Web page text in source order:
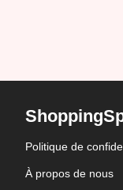
Politique de
À propos de nous